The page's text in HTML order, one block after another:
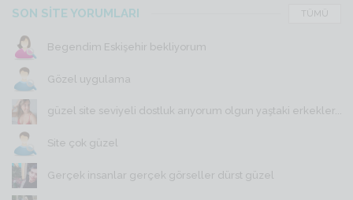
SON SİTE YORUMLARI TÜMÜ
Begendim Eskişehir bekliyorum
Gözel uygulama
güzel site seviyeli dostluk arıyorum olgun yaştaki erkekler...
Site çok güzel
Gerçek insanlar gerçek görseller dürst güzel